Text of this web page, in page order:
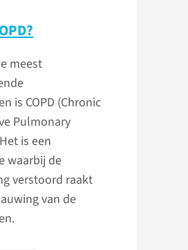
meest
is COPD (Chronic
Pulmonary
is een
waarbij de
verstoord raakt
van de